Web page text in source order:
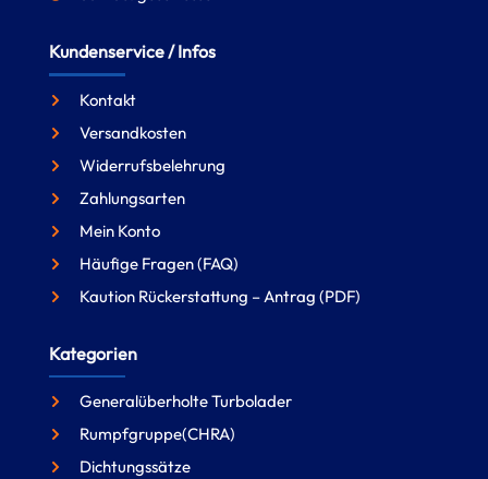
Kundenservice / Infos
Kontakt
Versandkosten
Widerrufsbelehrung
Zahlungsarten
Mein Konto
Häufige Fragen (FAQ)
Kaution Rückerstattung – Antrag (PDF)
Kategorien
Generalüberholte Turbolader
Rumpfgruppe(CHRA)
Dichtungssätze